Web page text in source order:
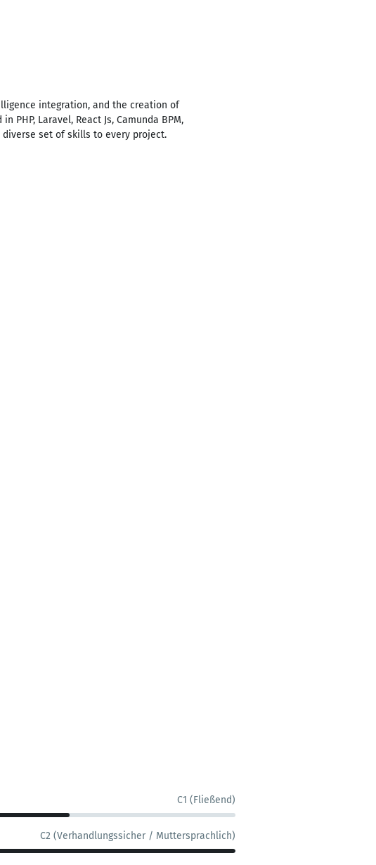
integration, and the creation of
Laravel, React Js, Camunda BPM,
diverse set of skills to every project.
C1 (Fließend)
C2 (Verhandlungssicher / Muttersprachlich)